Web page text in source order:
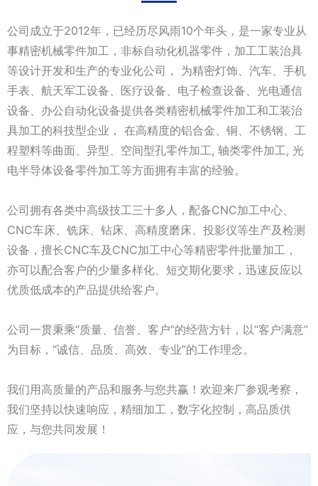
公司成立于2012年，已经历尽风雨10个年头，是一家专业从
事精密机械零件加工，非标自动化机器零件，加工工装治具
等设计开发和生产的专业化公司， 为精密灯饰、汽车、手机
手表、航天军工设备、医疗设备、电子检查设备、光电通信
设备、办公自动化设备提供各类精密机械零件加工和工装治
具加工的科技型企业， 在高精度的铝合金、铜、不锈钢、工
程塑料等曲面、异型、空间型孔零件加工, 轴类零件加工, 光
电半导体设备零件加工等方面拥有丰富的经验。
公司拥有各类中高级技工三十多人，配备CNC加工中心、
CNC车床、铣床、钻床、高精度磨床、投影仪等生产及检测
设备，擅长CNC车及CNC加工中心等精密零件批量加工，
亦可以配合客户的少量多样化、短交期化要求，迅速反应以
优质低成本的产品提供给客户。
公司一贯秉乘“质量、信誉、客户”的经营方针，以“客户满意”
为目标，“诚信、品质、高效、专业”的工作理念。
我们用高质量的产品和服务与您共赢！欢迎来厂参观考察，
我们坚持以快速响应，精细加工，数字化控制，高品质供
应，与您共同发展！